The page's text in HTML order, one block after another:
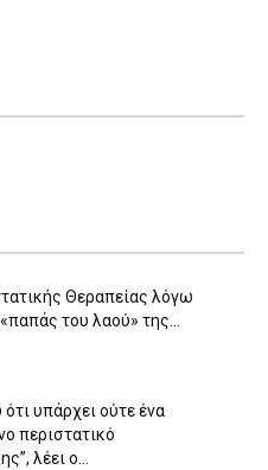
Θεραπείας λόγω
του λαού» της...
υπάρχει ούτε ένα
περιστατικό
λέει ο...